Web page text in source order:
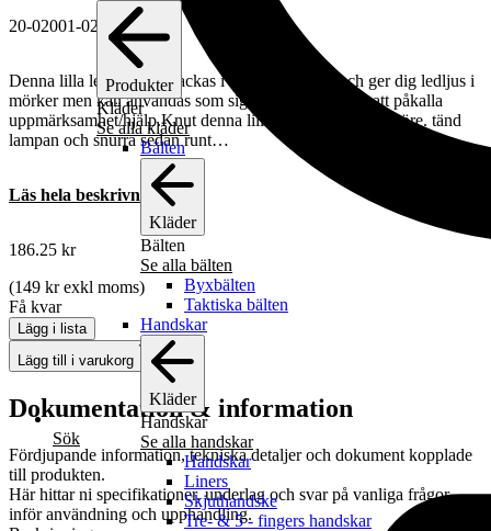
Produkter
Kläder
Se alla kläder
Bälten
Kläder
Bälten
Se alla bälten
Byxbälten
Taktiska bälten
Handskar
Kläder
Handskar
Se alla handskar
Handskar
Liners
Skjuthandske
Tre- & 5 - fingers handskar
Sök
20-02001-02
Denna lilla ledlampa bipackas i överlevnads kit och ger dig ledljus i
mörker men kan användas som signalhjälpmedel för att påkalla
uppmärksamhet/hjälp.Knut denna lilla lampa på en bit snöre. tänd
lampan och snurra sedan runt…
Läs hela beskrivningen
186.25 kr
(149 krexkl moms)
Få kvar
Lägg i lista
Lägg till i varukorg
Dokumentation & information
Fördjupande information, tekniska detaljer och dokument kopplade
till produkten.
Här hittar ni specifikationer, underlag och svar på vanliga frågor
inför användning och upphandling.